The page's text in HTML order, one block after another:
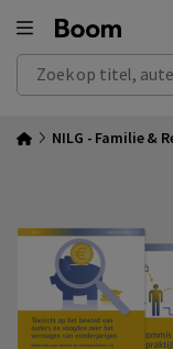
Zoek op titel, auteur,
NILG - Familie &